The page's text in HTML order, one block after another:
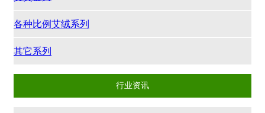
各种比例艾绒系列
其它系列
行业资讯